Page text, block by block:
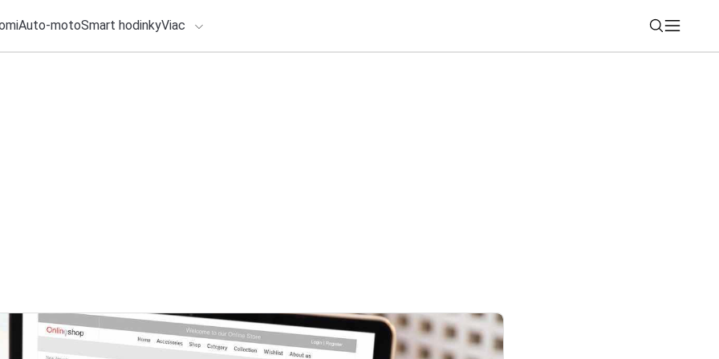
Auto-motoSmart hodinkyViac